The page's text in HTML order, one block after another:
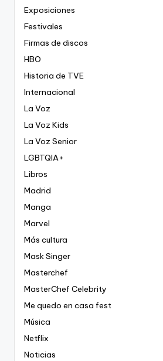
Exposiciones
Festivales
Firmas de discos
HBO
Historia de TVE
Internacional
La Voz
La Voz Kids
La Voz Senior
LGBTQIA+
Libros
Madrid
Manga
Marvel
Más cultura
Mask Singer
Masterchef
MasterChef Celebrity
Me quedo en casa fest
Música
Netflix
Noticias